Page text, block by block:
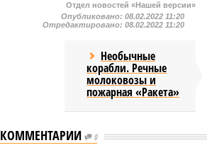
Отдел новостей «Нашей версии»
Опубликовано: 08.02.2022 11:20
Отредактировано: 08.02.2022 11:20
Необычные
корабли. Речные
молоковозы и
пожарная «Ракета»
КОММЕНТАРИИ 0